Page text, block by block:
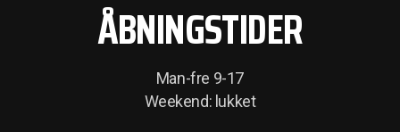
ÅBNINGSTIDER
Man-fre 9-17
Weekend: lukket